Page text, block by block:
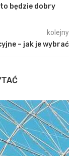
będzie dobry
kolejny
– jak je wybrać